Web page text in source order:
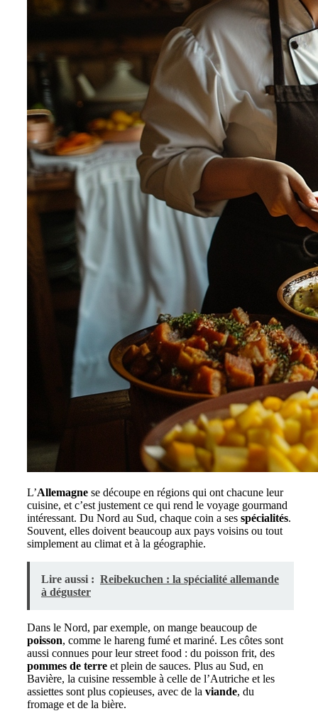
L’Allemagne se découpe en régions qui ont chacune leur
cuisine, et c’est justement ce qui rend le voyage gourmand
intéressant. Du Nord au Sud, chaque coin a ses spécialités.
Souvent, elles doivent beaucoup aux pays voisins ou tout
simplement au climat et à la géographie.
Lire aussi : Reibekuchen : la spécialité allemande
à déguster
Dans le Nord, par exemple, on mange beaucoup de
poisson, comme le hareng fumé et mariné. Les côtes sont
aussi connues pour leur street food : du poisson frit, des
pommes de terre et plein de sauces. Plus au Sud, en
Bavière, la cuisine ressemble à celle de l’Autriche et les
assiettes sont plus copieuses, avec de la viande, du
fromage et de la bière.